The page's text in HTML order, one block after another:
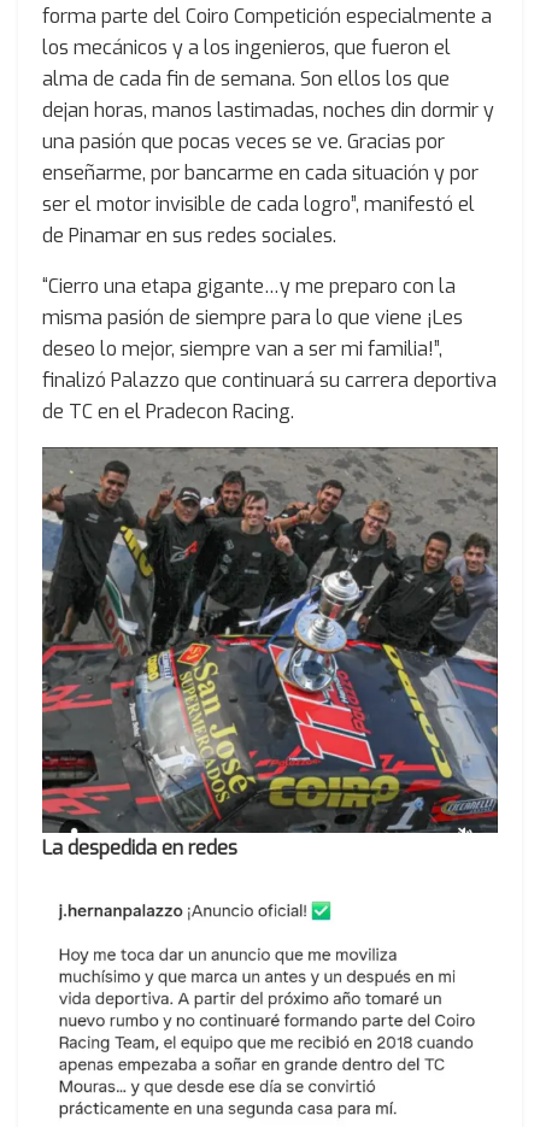
forma parte del Coiro Competición especialmente a
los mecánicos y a los ingenieros, que fueron el
alma de cada fin de semana. Son ellos los que
dejan horas, manos lastimadas, noches din dormir y
una pasión que pocas veces se ve. Gracias por
enseñarme, por bancarme en cada situación y por
ser el motor invisible de cada logro”, manifestó el
de Pinamar en sus redes sociales.
“Cierro una etapa gigante…y me preparo con la
misma pasión de siempre para lo que viene ¡Les
deseo lo mejor, siempre van a ser mi familia!”,
finalizó Palazzo que continuará su carrera deportiva
de TC en el Pradecon Racing.
La despedidaen redes